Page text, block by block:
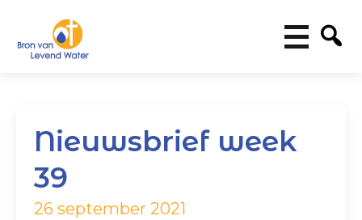
Nieuwsbrief week
39
26 september 2021